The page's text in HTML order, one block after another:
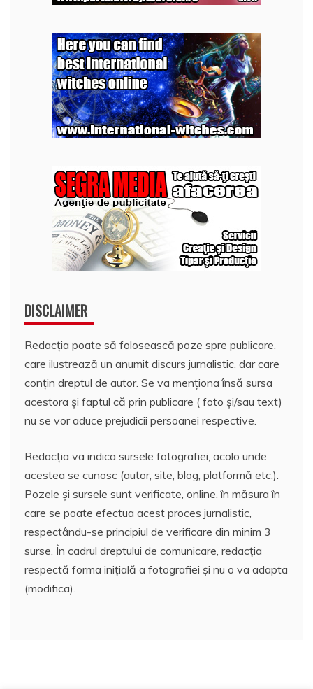
DISCLAIMER
Redacția poate să folosească poze spre publicare,
care ilustrează un anumit discurs jurnalistic, dar care
conțin dreptul de autor. Se va menționa însă sursa
acestora și faptul că prin publicare ( foto și/sau text)
nu se vor aduce prejudicii persoanei respective.
Redacția va indica sursele fotografiei, acolo unde
acestea se cunosc (autor, site, blog, platformă etc.).
Pozele și sursele sunt verificate, online, în măsura în
care se poate efectua acest proces jurnalistic,
respectându-se principiul de verificare din minim 3
surse. În cadrul dreptului de comunicare, redacția
respectă forma inițială a fotografiei și nu o va adapta
(modifica).